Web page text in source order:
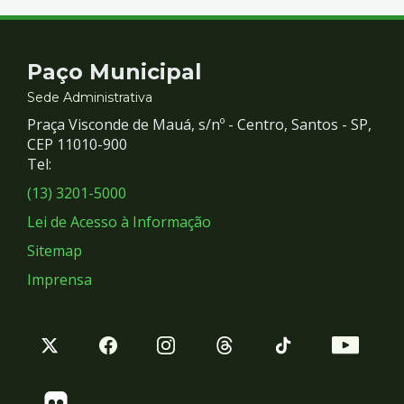
Contato
e
Redes
Sociais
Paço Municipal
Sede Administrativa
Praça Visconde de Mauá, s/nº - Centro, Santos - SP,
CEP 11010-900
Tel:
(13) 3201-5000
Lei de Acesso à Informação
Sitemap
Imprensa